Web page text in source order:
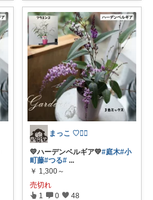
まっこ ♡🕵️‍♀️
💛ハーデンベルギア💛#庭木#小
町藤#つる# ...
￥ 1,300～
売切れ
1 0 48